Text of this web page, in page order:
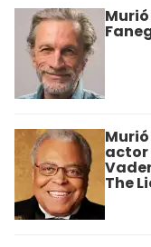
actor
The